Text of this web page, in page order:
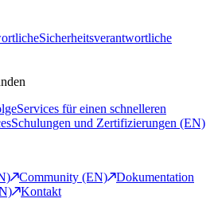
Sicherheitsverantwortliche
Services für einen schnelleren
Schulungen und Zertifizierungen (EN)
Community (EN)
Dokumentation
Kontakt